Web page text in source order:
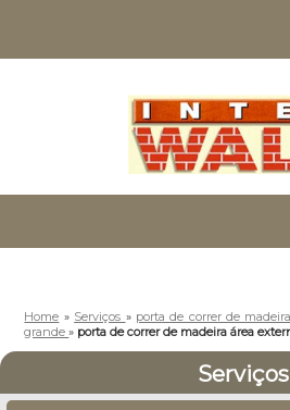
Home » Serviços » porta de correr de madeira
grande» porta de correr de madeira área
Serviços